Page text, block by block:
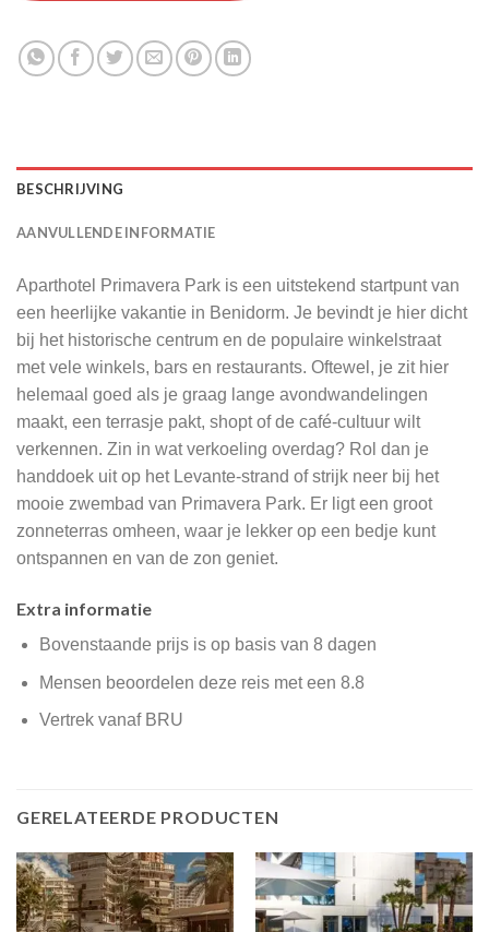
BESCHRIJVING
AANVULLENDE INFORMATIE
Aparthotel Primavera Park is een uitstekend startpunt van
een heerlijke vakantie in Benidorm. Je bevindt je hier dicht
bij het historische centrum en de populaire winkelstraat
met vele winkels, bars en restaurants. Oftewel, je zit hier
helemaal goed als je graag lange avondwandelingen
maakt, een terrasje pakt, shopt of de café-cultuur wilt
verkennen. Zin in wat verkoeling overdag? Rol dan je
handdoek uit op het Levante-strand of strijk neer bij het
mooie zwembad van Primavera Park. Er ligt een groot
zonneterras omheen, waar je lekker op een bedje kunt
ontspannen en van de zon geniet.
Extra informatie
Bovenstaande prijs is op basis van 8 dagen
Mensen beoordelen deze reis met een 8.8
Vertrek vanaf BRU
GERELATEERDE PRODUCTEN